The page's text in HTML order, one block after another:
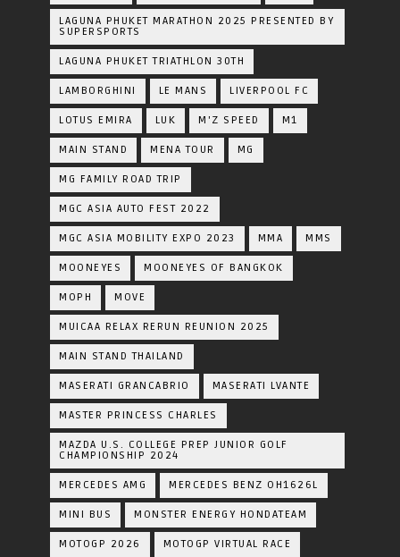
LAGUNA PHUKET MARATHON 2025 PRESENTED BY
SUPERSPORTS
LAGUNA PHUKET TRIATHLON 30TH
LAMBORGHINI LE MANS LIVERPOOL FC
LOTUS EMIRA LUK M'Z SPEED M1
MAIN STAND MENA TOUR MG
MG FAMILY ROAD TRIP
MGC ASIA AUTO FEST 2022
MGC ASIA MOBILITY EXPO 2023 MMA MMS
MOONEYES MOONEYES OF BANGKOK
MOPH MOVE
MUICAA RELAX RERUN REUNION 2025
MAIN STAND THAILAND
MASERATI GRANCABRIO MASERATI LVANTE
MASTER PRINCESS CHARLES
MAZDA U.S. COLLEGE PREP JUNIOR GOLF
CHAMPIONSHIP 2024
MERCEDES AMG MERCEDES BENZ OH1626L
MINI BUS MONSTER ENERGY HONDATEAM
MOTOGP 2026 MOTOGP VIRTUAL RACE